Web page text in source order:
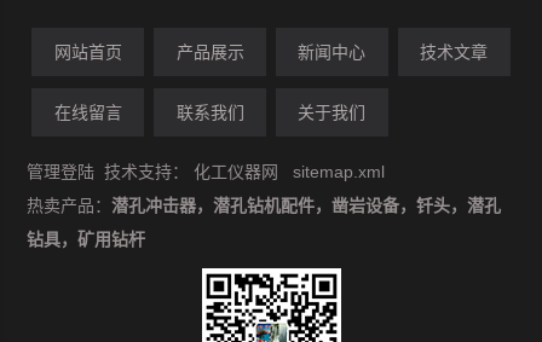
网站首页 产品展示 新闻中心 技术文章
在线留言 联系我们 关于我们
管理登陆 技术支持：化工仪器网
sitemap.xml
热卖产品：潜孔冲击器，潜孔钻机配件，凿岩设备，钎头，潜孔
钻具，矿用钻杆